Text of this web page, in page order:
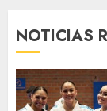
NOTICIAS